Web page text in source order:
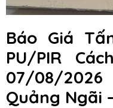
Báo Giá
PU/PIR
07/08/
Quảng Ngãi